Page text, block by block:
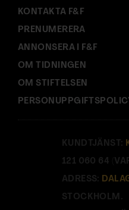
KONTAKTA F&F
PRENUMERERA
ANNONSERA I F&F
OM TIDNINGEN
OM STIFTELSEN
KUNDTJÄNST:
121 060 64
ADRESS:
STOCKHOLM.